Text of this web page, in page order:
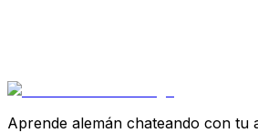
Aprende alemán chateando con tu